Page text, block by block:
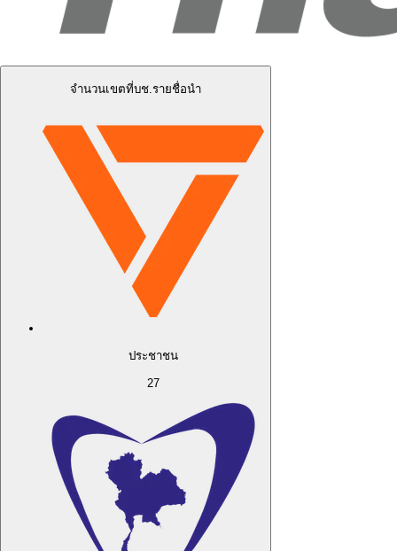
จำนวนเขตที่บช.รายชื่อนำ
ประชาชน
27